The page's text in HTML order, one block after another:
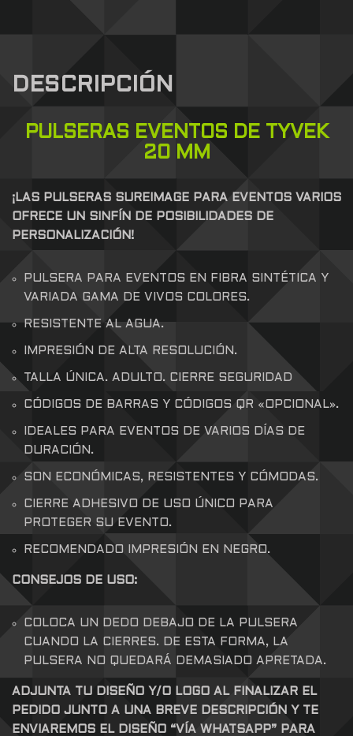
DESCRIPCIÓN
PULSERAS EVENTOS DE TYVEK
20 MM
¡LAS PULSERAS SUREIMAGE PARA EVENTOS VARIOS
OFRECE UN SINFÍN DE POSIBILIDADES DE
PERSONALIZACIÓN!
PULSERA PARA EVENTOS EN FIBRA SINTÉTICA Y
VARIADA GAMA DE VIVOS COLORES.
RESISTENTE AL AGUA.
IMPRESIÓN DE ALTA RESOLUCIÓN.
TALLA ÚNICA. ADULTO. CIERRE SEGURIDAD
CÓDIGOS DE BARRAS Y CÓDIGOS QR «OPCIONAL».
IDEALES PARA EVENTOS DE VARIOS DÍAS DE
DURACIÓN.
SON ECONÓMICAS, RESISTENTES Y CÓMODAS.
CIERRE ADHESIVO DE USO ÚNICO PARA
PROTEGER SU EVENTO.
RECOMENDADO IMPRESIÓN EN NEGRO.
CONSEJOS DE USO:
COLOCA UN DEDO DEBAJO DE LA PULSERA
CUANDO LA CIERRES. DE ESTA FORMA, LA
PULSERA NO QUEDARÁ DEMASIADO APRETADA.
ADJUNTA TU DISEÑO Y/O
LOGO AL FINALIZAR EL
PEDIDO JUNTO A UNA BREVE DESCRIPCIÓN Y TE
ENVIAREMOS EL DISEÑO “VÍA WHATSAPP” PARA